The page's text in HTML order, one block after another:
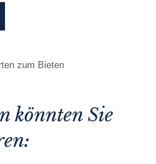
zum Bieten
könnten Sie